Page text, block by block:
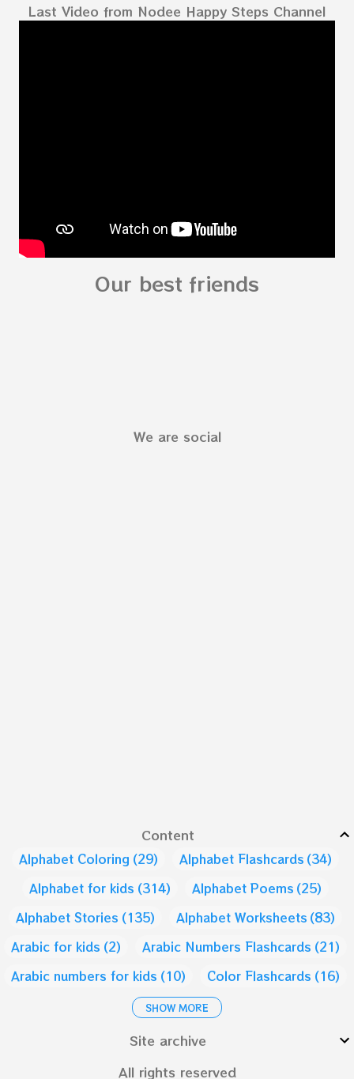
Last Video from Nodee Happy Steps Channel
Our best friends
We are social
Content
Alphabet Coloring 29 Alphabet Flashcards 34
Alphabet for kids 314 Alphabet Poems 25
Alphabet Stories 135 Alphabet Worksheets 83
Arabic for kids 2 Arabic Numbers Flashcards 21
Arabic numbers for kids
10 Color Flashcards 16
Color for Kids
9 Days of the week
Early Education
Emotion and Feelings
SHOW MORE
Site archive
All rights reserved